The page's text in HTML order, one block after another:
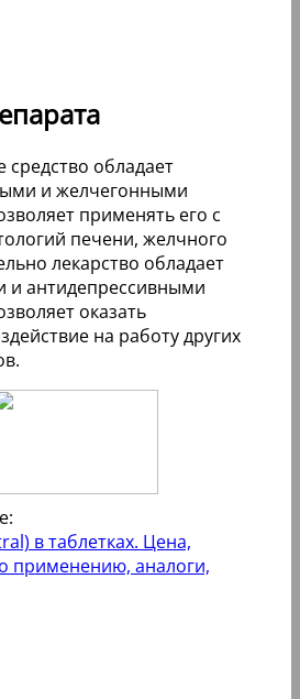
обладает
и желчегонными
применять его с
печени, желчного
лекарство обладает
и антидепрессивными
оказать
на работу других
в таблетках. Цена,
применению, аналоги,